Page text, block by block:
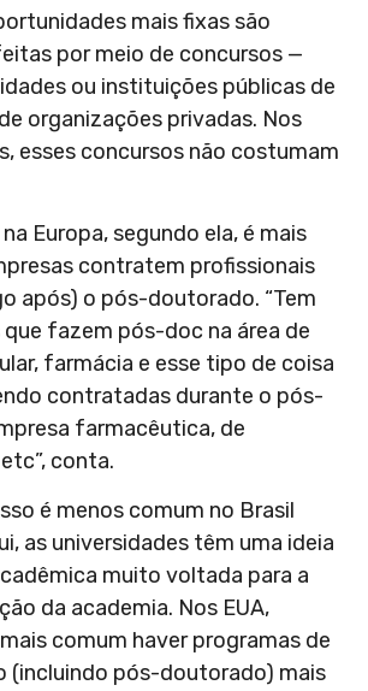
mais fixas são
por meio de concursos —
ou instituições públicas de
organizações privadas. Nos
esses concursos não costumam
na Europa, segundo ela, é mais
contratem profissionais
após) o pós-doutorado. “Tem
fazem pós-doc na área de
farmácia e esse tipo de coisa
contratadas durante o pós-
farmacêutica, de
conta.
é menos comum no Brasil
as universidades têm uma ideia
muito voltada para a
da academia. Nos EUA,
comum haver programas de
(incluindo pós-doutorado) mais